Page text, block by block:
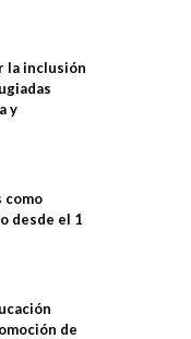
la inclusión
y
como
desde el 1
de